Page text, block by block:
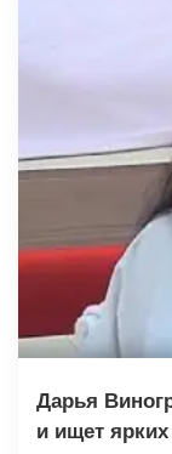
Дарья
и ищет